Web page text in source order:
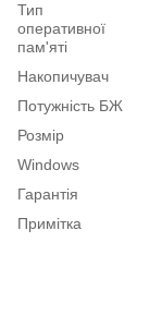
Тип
оперативної
пам'яті
Накопичувач
Потужність БЖ
Розмір
Windows
Гарантія
Примітка